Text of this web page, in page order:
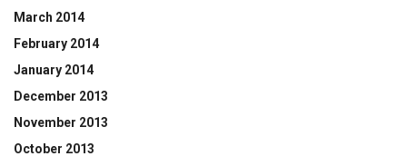
March 2014
February 2014
January 2014
December 2013
November 2013
October 2013